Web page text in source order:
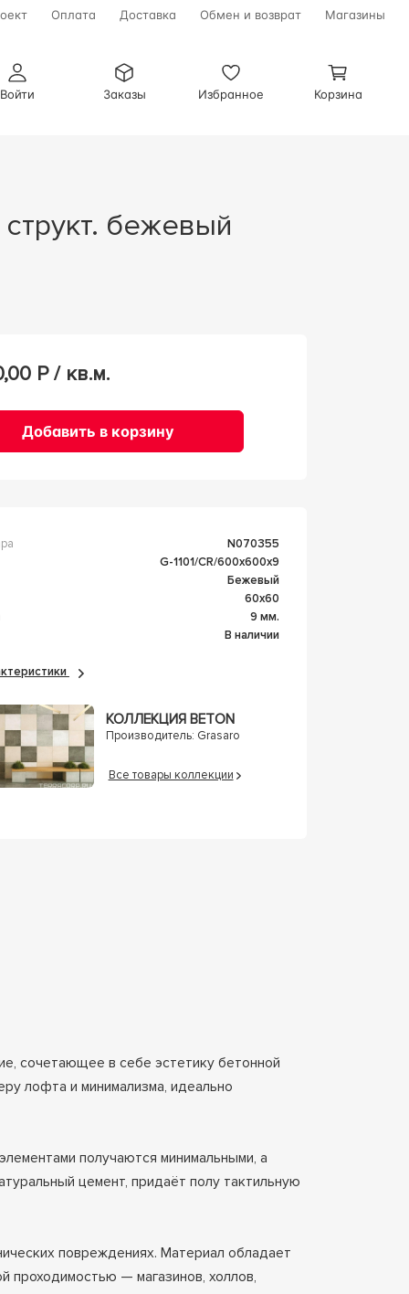
Оплата Доставка Обмен и возврат Магазины
Войти
Заказы Избранное Корзина
Р / кв.м.
Добавить в корзину
n070355
G-1101/CR/600x600x9
Бежевый
60x60
9 мм.
В наличии
КОЛЛЕКЦИЯ BETON
Производитель: Grasaro
Все товары коллекции
сочетающее в себе эстетику бетонной
лофта и минимализма, идеально
получаются минимальными, а
цемент, придаёт полу тактильную
повреждениях. Материал обладает
проходимостью — магазинов, холлов,